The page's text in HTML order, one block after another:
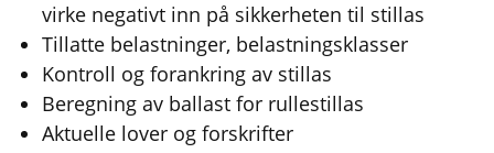
virke negativt inn på sikkerheten til stillas
Tillatte belastninger, belastningsklasser
Kontroll og forankring av stillas
Beregning av ballast for rullestillas
Aktuelle lover og forskrifter